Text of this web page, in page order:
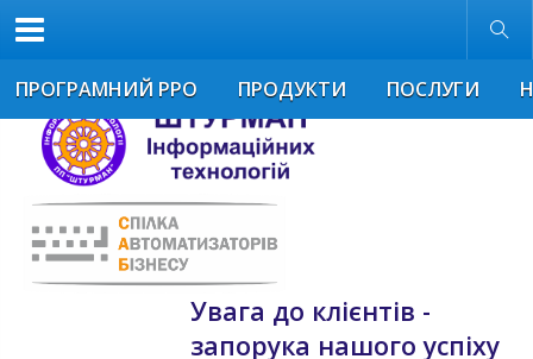
Розмір шрифта
Увага до клієнтів -
запорука нашого успіху
ПРОГРАМНИЙ РРО ПРОДУКТИ ПОСЛУГИ